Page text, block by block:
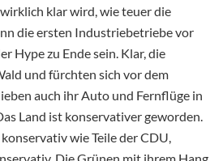
klar wird, wie teuer die
die ersten Industriebetriebe vor
Hype zu Ende sein. Klar, die
und fürchten sich vor dem
auch ihr Auto und Fernflüge in
Land ist konservativer geworden.
wie Teile der CDU,